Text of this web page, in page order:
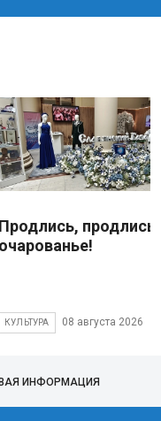
Продлись, продлись
очарованье!
КУЛЬТУРА 08 августа 2026
ИНФОРМАЦИЯ